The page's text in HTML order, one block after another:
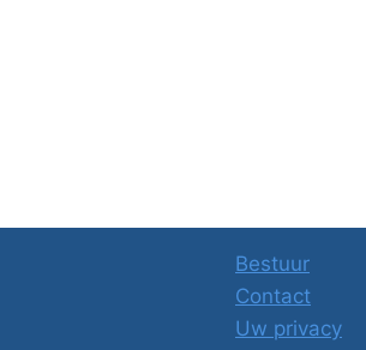
Bestuur
Contact
Uw privacy